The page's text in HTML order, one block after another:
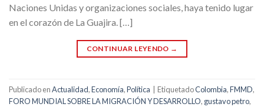
Naciones Unidas y organizaciones sociales, haya tenido lugar
en el corazón de La Guajira. […]
CONTINUAR LEYENDO →
Publicado enActualidad,Economía,Política EtiquetadoColombia,FMMD,
FORO MUNDIAL SOBRE LA MIGRACIÓN Y DESARROLLO, gustavo petro,